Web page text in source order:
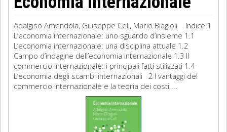
Adalgiso Amendola, Giuseppe Celi, Mario Biagioli Indice 1
L’economia internazionale: uno sguardo d’insieme 1.1
L’economia internazionale: una disciplina attuale 1.2
Campo d’indagine dell’economia internazionale 1.3 Il
commercio internazionale: i principali fatti stilizzati 1.4
L’economia degli scambi internazionali 2 I vantaggi del
commercio internazionale e la teoria dei costi ...